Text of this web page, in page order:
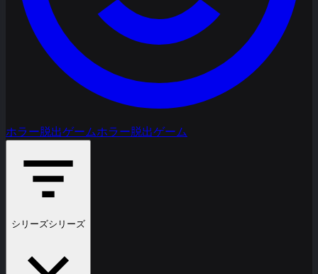
ホラー脱出ゲームホラー脱出ゲーム
シリーズシリーズ